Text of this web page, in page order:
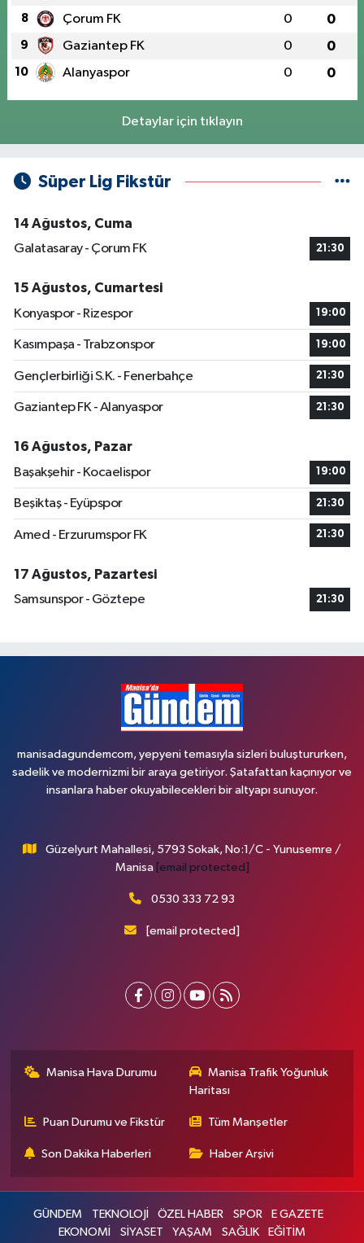
8 Çorum FK 0 0
9 Gaziantep FK 0 0
10 Alanyaspor 0 0
Detaylar için tıklayın
Süper Lig Fikstür
14 Ağustos, Cuma
Galatasaray - Çorum FK
21:30
15 Ağustos, Cumartesi
Konyaspor - Rizespor
19:00
Kasımpaşa - Trabzonspor 19:00
Gençlerbirliği S.K. - Fenerbahçe 21:30
Gaziantep FK - Alanyaspor 21:30
16 Ağustos, Pazar
Başakşehir - Kocaelispor
19:00
Beşiktaş - Eyüpspor 21:30
Amed - Erzurumspor FK 21:30
17 Ağustos, Pazartesi
Samsunspor - Göztepe
21:30
manisadagundemcom, yepyeni temasıyla sizleri buluştururken,
sadelik ve modernizmi bir araya getiriyor. Şatafattan kaçınıyor ve
insanlara haber okuyabilecekleri bir altyapı sunuyor.
Güzelyurt Mahallesi, 5793 Sokak, No:1/C - Yunusemre /
Manisa [email protected]
0530 333 72 93
[email protected]
Manisa Hava Durumu
Manisa Trafik Yoğunluk
Haritası
Puan Durumu ve Fikstür Tüm Manşetler
Son Dakika Haberleri Haber Arşivi
GÜNDEM TEKNOLOJİ ÖZEL HABER SPOR
E GAZETE
EKONOMİ
SİYASET YAŞAM SAĞLIK EĞİTİM